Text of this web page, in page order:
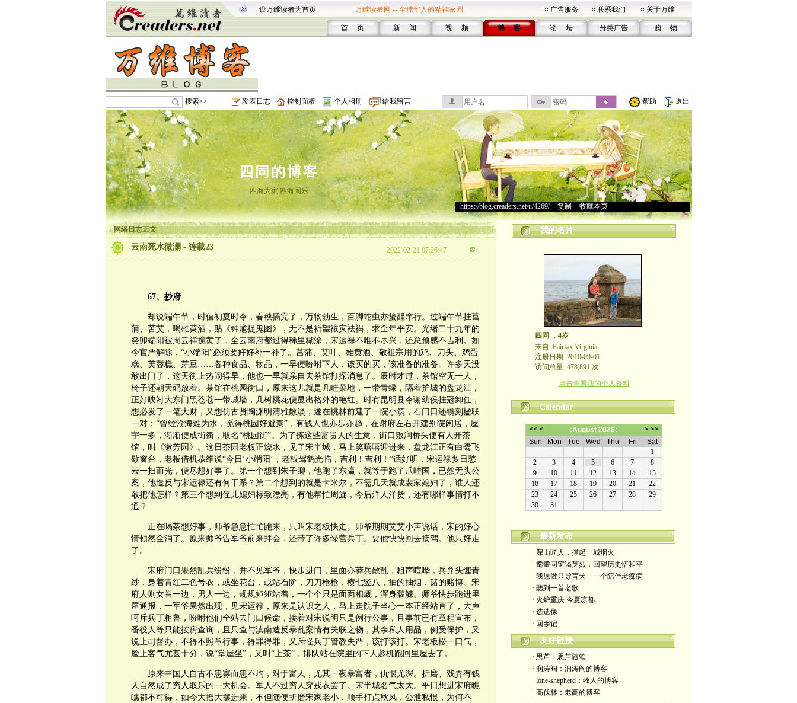
设万维读者为首页 万维读者网 -- 全球华人的精神家园 广告服务 联系我们 关于万维
首 页 新 闻 视 频 博 客 论 坛 分类广告 购 物
搜索>> 发表日志 控制面板 个人相册 给我留言 帮助 退出
四同的博客
四海为家,四海同乐
https://blog.creaders.net/u/4269/> 复制 收藏本页
网络日志正文
云南死水微澜 - 连载23 2022-02-21 07:26:47
67、抄府
却说端午节，时值初夏时令，春秧插完了，万物勃生，百脚蛇虫亦蛰醒窜行。过端午节挂菖
蒲、苦艾，喝雄黄酒，贴《钟馗捉鬼图》，无不是祈望禳灾祛祸，求全年平安。光绪二十九年的
癸卯端阳被周云祥搅黄了，全云南府都过得稀里糊涂，宋运禄不唯不尽兴，还总预感不吉利。如
今官严解除，“小端阳”必须要好好补一补了。菖蒲、艾叶、雄黄酒、敬祖宗用的鸡、刀头、鸡蛋
糕、芙蓉糕、芽豆……各种食品、物品，一早便吩咐下人，该买的买，该准备的准备。许多天没
敢出门了，这天街上热闹得早，他也一早就亲自去茶馆打探消息了。辰时才过，茶馆空无一人，
椅子还朝天码放着。茶馆在桃园街口，原来这儿就是几畦菜地，一带青绿，隔着护城的盘龙江，
正好映衬大东门黑苍苍一带城墙，几树桃花便显出格外的艳红。时有昆明县令谢幼侯挂冠卸任，
想必发了一笔大财，又想仿古贤陶渊明清雅散淡，遂在桃林前建了一院小筑，石门口还镌刻楹联
一对：“曾经沧海难为水，觅得桃园好避秦”，有钱人也亦步亦趋，在谢府左右开建别院闲居，屋
宇一多，渐渐便成街衢，取名“桃园街”。为了拣这些富贵人的生意，街口敷润桥头便有人开茶
馆，叫《漱芳园》。这日茶园老板正烧水，见了宋半城，马上笑嘻嘻迎进来，盘龙江正有白鹭飞
歇窗台，老板借机恭维说“今日‘小端阳’，老板驾鹤光临，吉利！吉利！”话好听，宋运禄多日愁
云一扫而光，便尽想好事了。第一个想到朱子卿，他跑了东瀛，就等于跑了爪哇国，已然无头公
案，他造反与宋运禄还有何干系？第二个想到的就是卡米尔，不需几天就成裴家媳妇了，谁人还
敢把他怎样？第三个想到侄儿媳妇标致漂亮，有他帮忙周旋，今后洋人洋货，还有哪样事情打不
通？
正在喝茶想好事，师爷急急忙忙跑来，只叫宋老板快走。师爷期期艾艾小声说话，宋的好心
情顿然全消了。原来师爷告军爷前来拜会．还带了许多绿营兵丁。要他快快回去接驾。他只好走
了。
宋府门口果然乱兵纷纷，并不见军爷，快步进门，里面亦莽兵散乱，粗声喧哗，兵弁头缠青
纱，身着青红二色号衣，或坐花台，或站石阶，刀刀枪枪，横七竖八，抽的抽烟，赌的赌博。宋
府人则女眷一边，男人一边，规规矩矩站着，一个个只是面面相觑，浑身觳觫。师爷快步跑进里
屋通报，一军爷果然出现，见宋运禄，原来是认识之人，马上走院子当心一本正经站直了，大声
呵斥兵丁粗鲁，吩咐他们全站去门口候命，接着对宋说明只是例行公事，且事前已有章程宣布，
番役人等只能按房查询，且只查与滇南造反暴乱案情有关联之物，其余私人用品，例受保护，又
说上司督办，不得不照章行事，得罪得罪，又斥怪兵丁管教失严，该打该打。宋老板松一口气，
脸上客气尤甚十分，说“堂屋坐”，又叫“上茶”，排队站在院里的下人趁机跑回里屋去了。
原来中国人自古不患寡而患不均，对于富人，尤其一夜暴富者，仇恨尤深。折磨、戏弄有钱
人自然成了穷人取乐的一大机会。军人不过穷人穿戎衣罢了。宋半城名气太大。平日想进宋府瞧
瞧都不可得，如今大摇大摆进来，不但随便折磨宋家老小，顺手打点秋风，公泄私恨，为何不
我的名片
四同 ，4岁
来自: Fairfax Virginia
注册日期: 2010-09-01
访问总量: 478,891 次
点击查看我的个人资料
Calendar
最新发布
· 深山匠人，撑起一城烟火
· 耄耋同窗谒英烈，回望历史悟和平
· 我愿做只导盲犬—一个陪伴老痴病
· 聽到一首老歌
· 火炉重庆 今夏凉都
· 选遗像
· 回乡记
友好链接
· 思芦：思芦随笔
· 润涛阎：润涛阎的博客
· lone-shepherd：牧人的博客
· 高伐林：老高的博客